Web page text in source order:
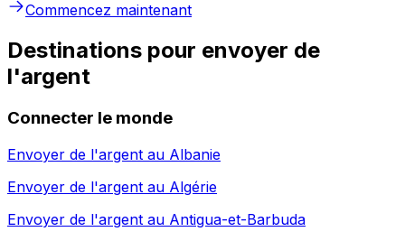
Commencez maintenant
Destinations pour envoyer de
l'argent
Connecter le monde
Envoyer de l'argent au Albanie
Envoyer de l'argent au Algérie
Envoyer de l'argent au Antigua-et-Barbuda